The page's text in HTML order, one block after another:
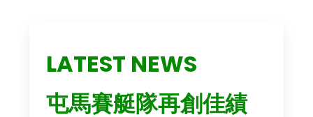
LATEST NEWS
屯馬賽艇隊再創佳績